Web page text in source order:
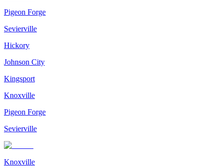
Pigeon Forge
Sevierville
Hickory
Johnson City
Kingsport
Knoxville
Pigeon Forge
Sevierville
Knoxville